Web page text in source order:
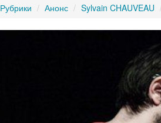
Рубрики Анонс Sylvain CHAUVEAU